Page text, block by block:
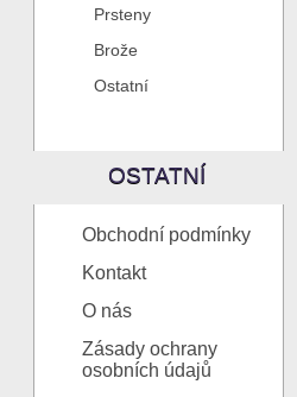
Prsteny
Brože
Ostatní
OSTATNÍ
Obchodní podmínky
Kontakt
O nás
Zásady ochrany
osobních údajů